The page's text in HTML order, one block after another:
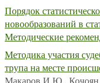
Порядок
новообразований в
Методические
Методика участия
трупа на месте
Макаров И.Ю.,